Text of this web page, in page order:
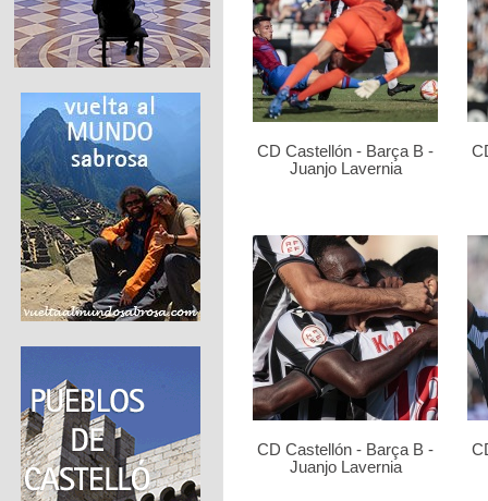
CD Castellón - Barça B -
Juanjo Lavernia
CD Castellón - Barça B -
Juanjo Lavernia